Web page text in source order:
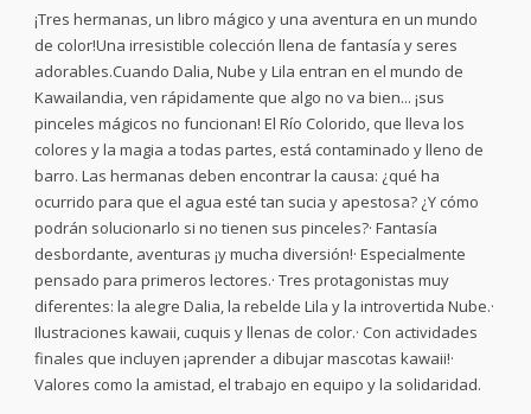
¡Tres hermanas, un libro mágico y una aventura en un mundo
de color!Una irresistible colección llena de fantasía y seres
adorables.Cuando Dalia, Nube y Lila entran en el mundo de
Kawailandia, ven rápidamente que algo no va bien... ¡sus
pinceles mágicos no funcionan! El Río Colorido, que lleva los
colores y la magia a todas partes, está contaminado y lleno de
barro. Las hermanas deben encontrar la causa: ¿qué ha
ocurrido para que el agua esté tan sucia y apestosa? ¿Y cómo
podrán solucionarlo si no tienen sus pinceles?· Fantasía
desbordante, aventuras ¡y mucha diversión!· Especialmente
pensado para primeros lectores.· Tres protagonistas muy
diferentes: la alegre Dalia, la rebelde Lila y la introvertida Nube.·
Ilustraciones kawaii, cuquis y llenas de color.· Con actividades
finales que incluyen ¡aprender a dibujar mascotas kawaii!·
Valores como la amistad, el trabajo en equipo y la solidaridad.